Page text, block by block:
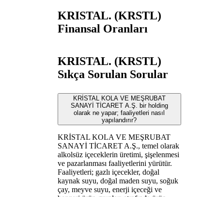
KRISTAL. (KRSTL)
Finansal Oranları
KRISTAL. (KRSTL)
Sıkça Sorulan Sorular
KRİSTAL KOLA VE MEŞRUBAT
SANAYİ TİCARET A.Ş. bir holding
olarak ne yapar; faaliyetleri nasıl
yapılandırır?
KRİSTAL KOLA VE MEŞRUBAT
SANAYİ TİCARET A.Ş., temel olarak
alkolsüz içeceklerin üretimi, şişelenmesi
ve pazarlanması faaliyetlerini yürütür.
Faaliyetleri; gazlı içecekler, doğal
kaynak suyu, doğal maden suyu, soğuk
çay, meyve suyu, enerji içeceği ve